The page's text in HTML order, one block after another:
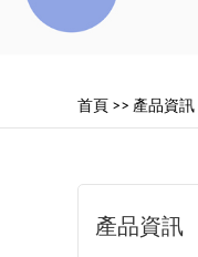
首頁 >> 產品資訊
產品資訊